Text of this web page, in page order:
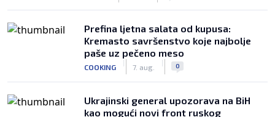
Prefina ljetna salata od kupusa:
Kremasto savršenstvo koje najbolje
paše uz pečeno meso
COOKING
|
7. aug.
| 0
Ukrajinski general upozorava na BiH
kao mogući novi front ruskog